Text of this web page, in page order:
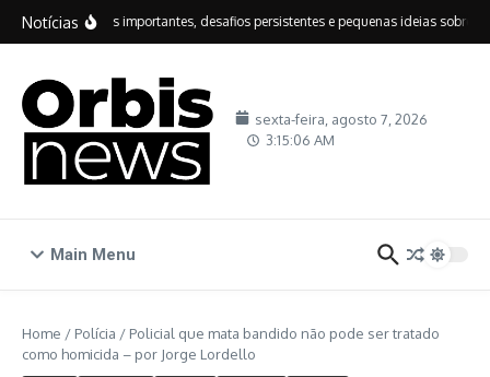
Ir para o conteúdo
Notícias
IDEB: avanços importantes, desafios persistentes e pequenas ideias sobre
sexta-feira, agosto 7, 2026
3:15:07 AM
Main Menu
Home / Polícia / Policial que mata bandido não pode ser tratado
como homicida – por Jorge Lordello